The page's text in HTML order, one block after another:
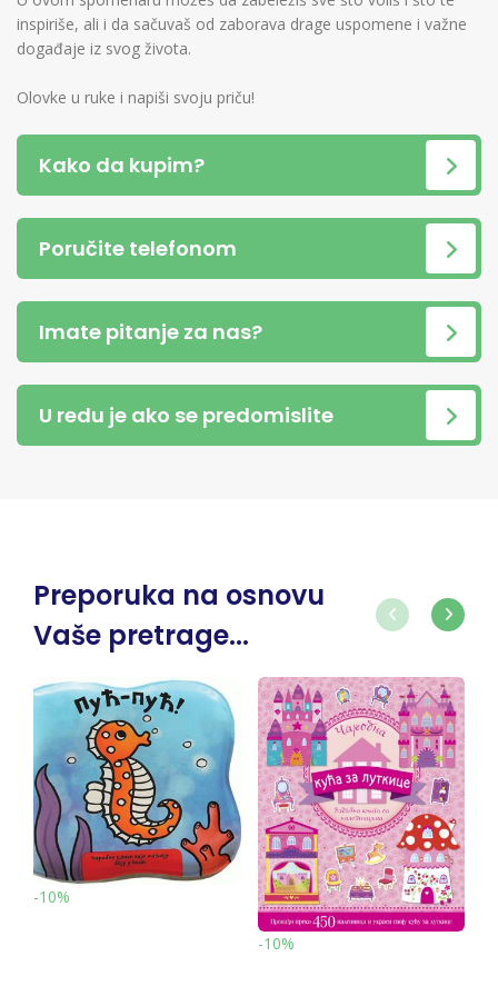
inspiriše, ali i da sačuvaš od zaborava drage uspomene i važne
događaje iz svog života.
Olovke u ruke i napiši svoju priču!
Kako da kupim?
Poručite telefonom
Imate pitanje za nas?
U redu je ako se predomislite
Preporuka na osnovu
Vaše pretrage...
-10%
-10%